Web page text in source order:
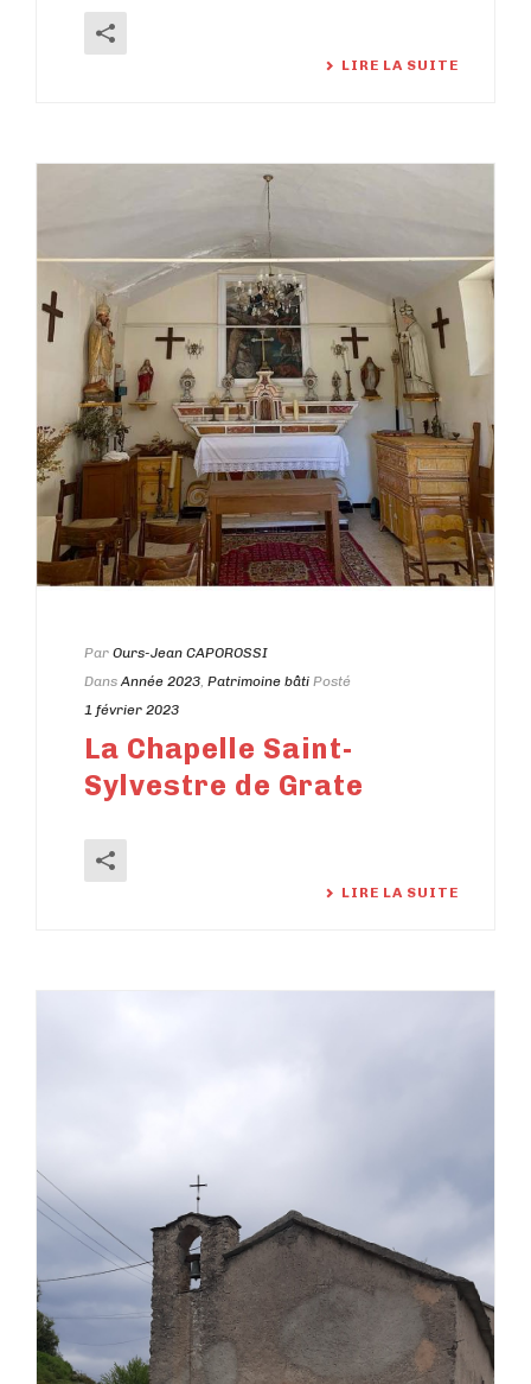
LIRE LA SUITE
Par Ours-Jean CAPOROSSI
Dans Année 2023 Patrimoine bâti Posté
1 février 2023
La Chapelle Saint-
Sylvestre de Grate
LIRE LA SUITE